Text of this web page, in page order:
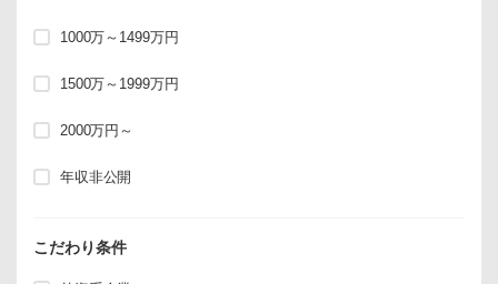
1000万～1499万円
1500万～1999万円
2000万円～
年収非公開
こだわり条件